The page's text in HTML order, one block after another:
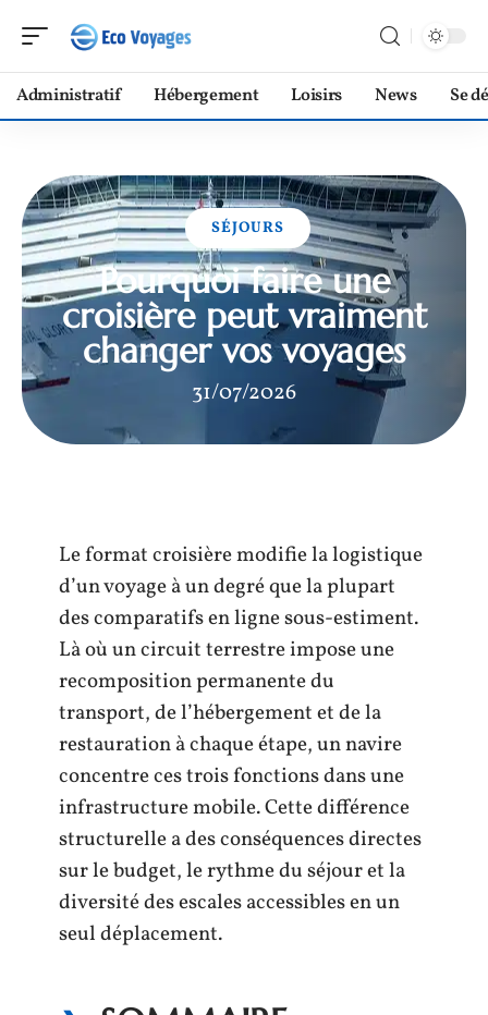
Administratif Hébergement Loisirs News Se
SÉJOURS
Pourquoi faire une
croisière peut vraiment
changer vos voyages
31/07/2026
Le format croisière modifie la logistique
d’un voyage à un degré que la plupart
des comparatifs en ligne sous-estiment.
Là où un circuit terrestre impose une
recomposition permanente du
transport, de l’hébergement et de la
restauration à chaque étape, un navire
concentre ces trois fonctions dans une
infrastructure mobile. Cette différence
structurelle a des conséquences directes
sur le budget, le rythme du séjour et la
diversité des escales accessibles en un
seul déplacement.